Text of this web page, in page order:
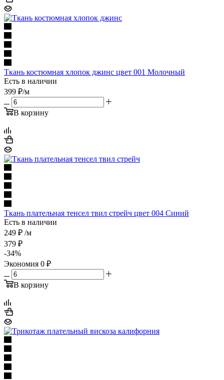
Ткань костюмная хлопок джинс цвет 001 Молочный
Есть в наличии
399 ₽/м
В корзину
Ткань плательная тенсел твил стрейч цвет 004 Синий
Есть в наличии
249 ₽ /м
379 ₽
-34%
Экономия 0 ₽
В корзину